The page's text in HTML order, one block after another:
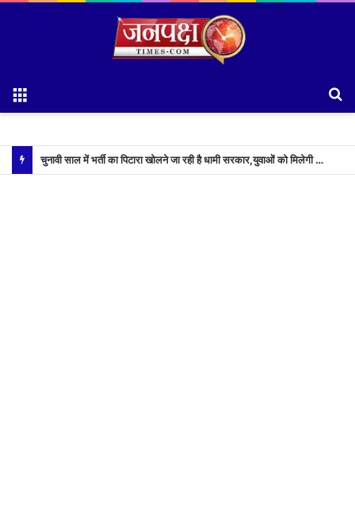
चुनावी साल में भर्ती का पिटारा खोलने जा रही है धामी सरकार,युवाओं को मिलेगी 34 हजार रिकॉर्ड भर्तियों की सौगात